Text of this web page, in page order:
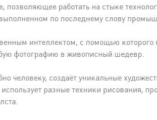
работать на стыке
по последнему слову
интеллектом, с помощью которого
фотографию в живописный шедевр.
человеку, создаёт уникальные
разные техники рисования,